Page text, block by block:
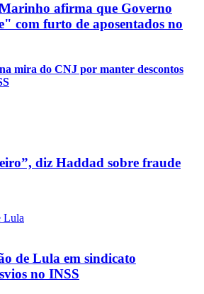
afirma que Governo
com furto de aposentados no
mira do CNJ por manter descontos
diz Haddad sobre fraude
de Lula em sindicato
no INSS